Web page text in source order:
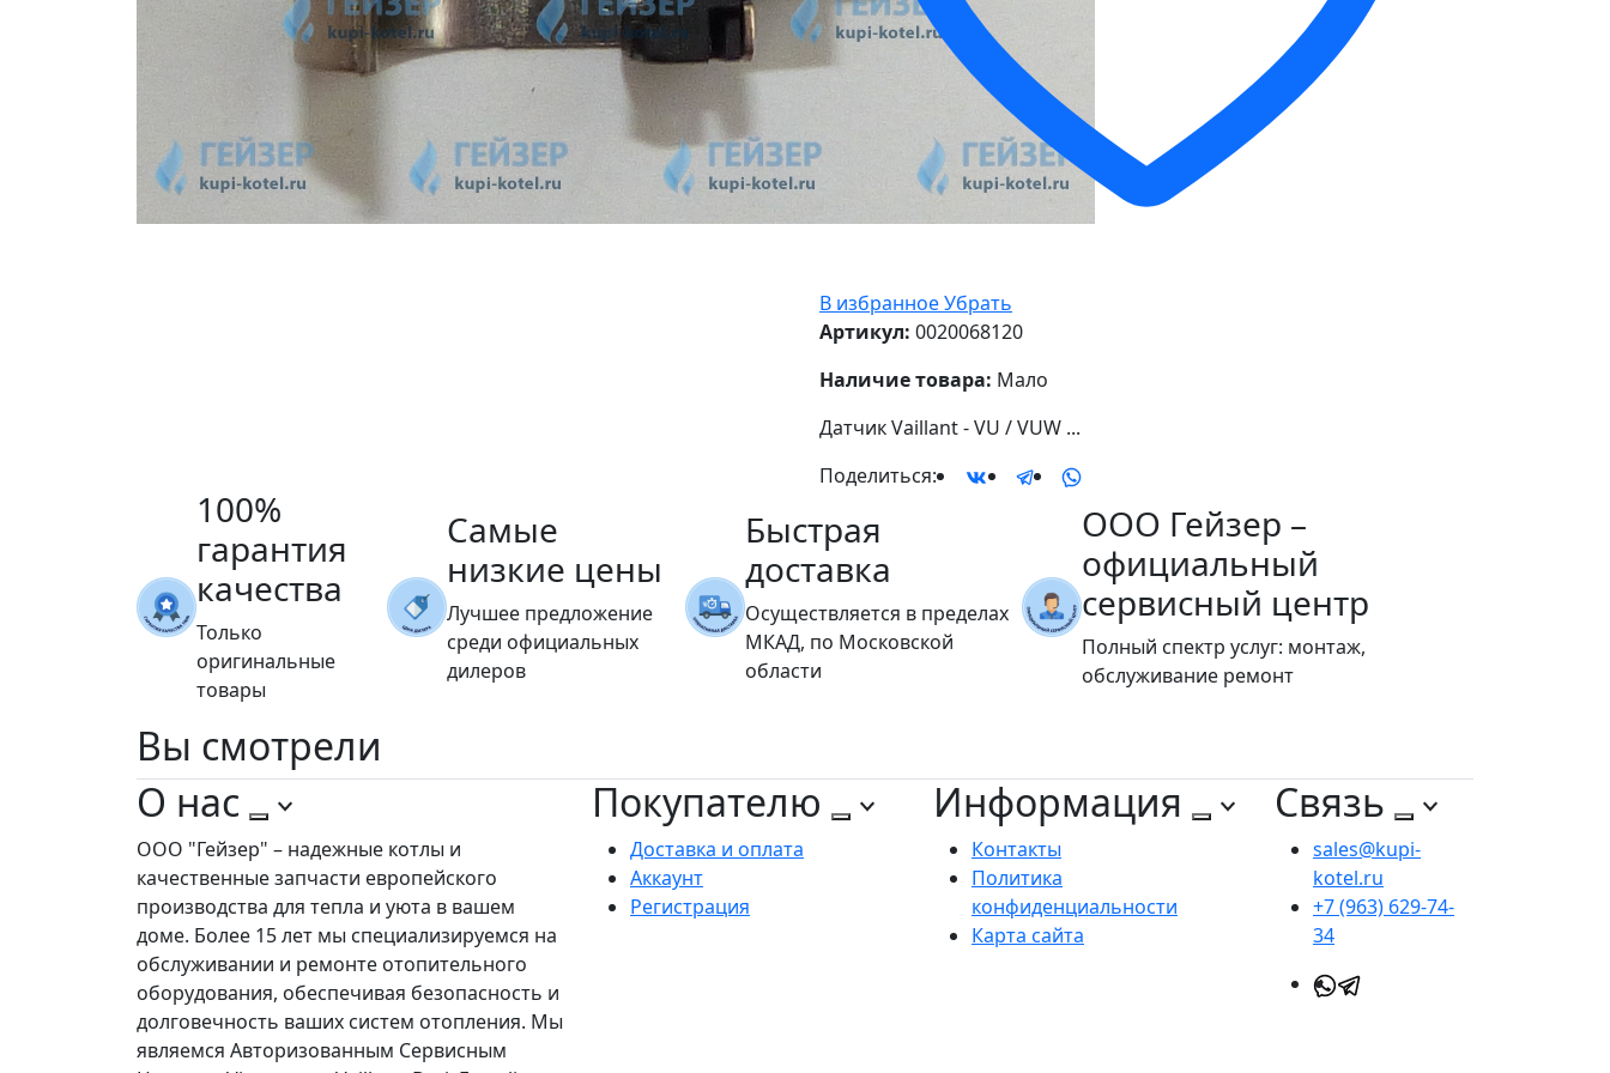
В избранноеУбрать
Артикул: 0020068120
Наличие товара: Мало
Датчик Vaillant - VU / VUW ...
Поделиться:
100%
гарантия
качества
Только
оригинальные
товары
Самые
низкие цены
Лучшее предложение
среди официальных
дилеров
Быстрая
доставка
Осуществляется в пределах
МКАД, по Московской
области
ООО Гейзер –
официальный
сервисный центр
Полный спектр услуг: монтаж,
обслуживание ремонт
Вы смотрели
О нас
ООО "Гейзер" – надежные котлы и
качественные запчасти европейского
производства для тепла и уюта в вашем
доме. Более 15 лет мы специализируемся на
обслуживании и ремонте отопительного
оборудования, обеспечивая безопасность и
долговечность ваших систем отопления. Мы
являемся Авторизованным Сервисным
Покупателю
Доставка и оплата
Аккаунт
Регистрация
Информация
Контакты
Политика
конфиденциальности
Карта сайта
Связь
sales@kupi-
kotel.ru
+7 (963) 629-74-
34